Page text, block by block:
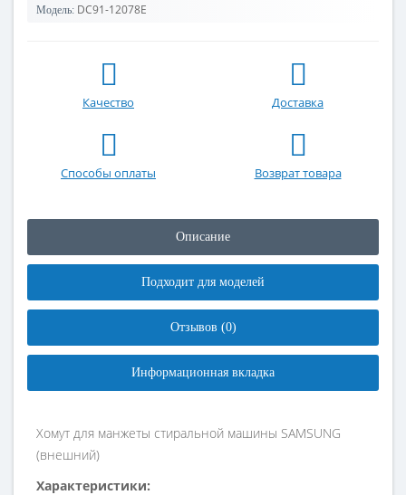
Модель: DC91-12078E
Качество Доставка
Способы оплаты Возврат товара
Описание
Подходит для моделей
Отзывов (0)
Информационная вкладка
Хомут для манжеты стиральной машины SAMSUNG
(внешний)
Характеристики: